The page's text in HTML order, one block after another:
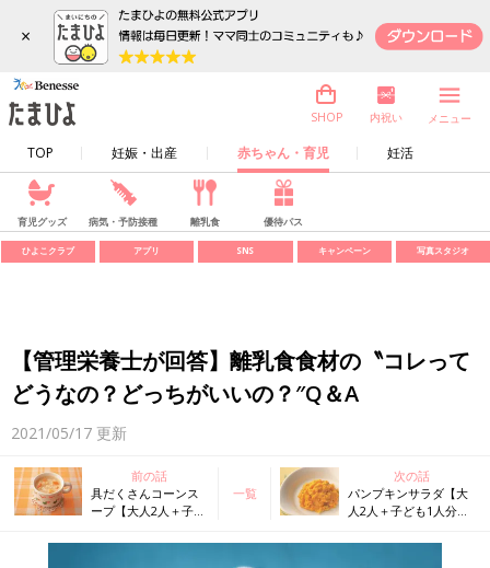
×
TOP 妊娠・出産 赤ちゃん・育児 妊活
SHOP 内祝い メニュー
育児グッズ 病気・予防接種 離乳食 優待パス
ひよこクラブ アプリ SNS キャンペーン 写真スタジオ
【管理栄養士が回答】離乳食食材の〝コレって
どうなの？どっちがいいの？″Q＆A
2021/05/17 更新
前の話
具だくさんコーンス
ープ【大人2人＋子ど
ピ】
一覧
次の話
パンプキンサラダ【大
人2人＋子ども1人分・